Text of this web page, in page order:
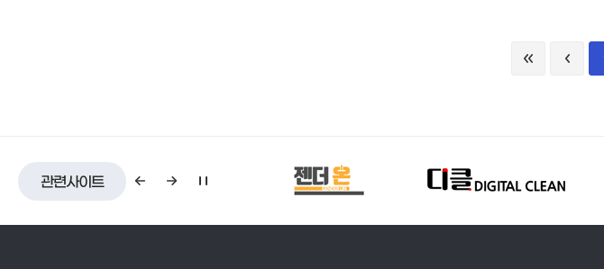
관련사이트